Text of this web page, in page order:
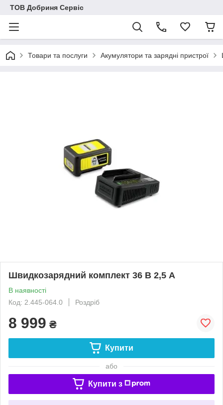
ТОВ Добриня Сервіс
Товари та послуги Акумулятори та зарядні пристрої
Швидкозарядний комплект 36 В 2,5 А
В наявності
Код: 2.445-064.0
Роздріб
8 999 ₴
Купити
або
Купити з